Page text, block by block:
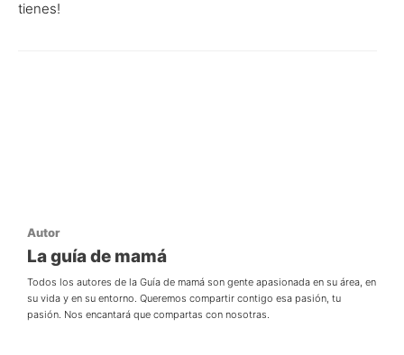
tienes!
Autor
La guía de mamá
Todos los autores de la Guía de mamá son gente apasionada en su área, en
su vida y en su entorno. Queremos compartir contigo esa pasión, tu
pasión. Nos encantará que compartas con nosotras.